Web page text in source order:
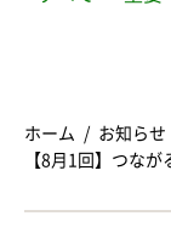
ホーム お知らせ
【8月1回】つな